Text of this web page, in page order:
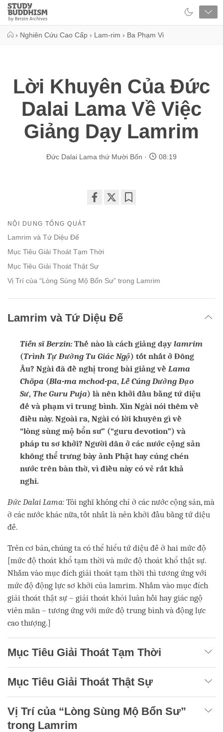
Close
Study
Buddhism
› Nghiên Cứu Cao Cấp › Lam-rim › Ba Phạm Vi
Lời Khuyên Của Đức
Dalai Lama Về Việc
Giảng Dạy Lamrim
Đức Dalai Lama thứ Mười Bốn 08:19
NỘI DUNG TỔNG QUÁT
Lamrim và Tứ Diệu Đế
Mục Tiêu Giải Thoát Tạm Thời
Mục Tiêu Giải Thoát Thật Sự
Vị Trí của “Lòng Sùng Mộ Bổn Sư” trong Lamrim
Lamrim và Tứ Diệu Đế
Tiến sĩ Berzin: Thế nào là cách giảng dạy lamrim
(Trình Tự Đường Tu Giác Ngộ) tốt nhất ở Đông
Âu? Ngài đã đề nghị trong bài giảng về Lama
Chöpa (Bla-ma mchod-pa, Lễ Cúng Dường Đạo
Sư, The Guru Puja) là nên khởi đầu bằng tứ diệu
đế và phạm vi trung bình. Xin Ngài nói thêm về
điều này. Ngoài ra, Ngài có lời khuyên gì về
“lòng sùng mộ bổn sư” (“guru devotion”) và
pháp tu sơ khởi? Người dân ở các nước cộng sản
không thể trưng bày ảnh Phật hay cúng chén
nước trên bàn thờ, vì điều này có vẻ rất khả
nghi.
Đức Dalai Lama: Tôi nghĩ không chỉ ở các nước cộng sản, mà
ở các nước khác nữa, tốt nhất là nên khởi đầu bằng tứ diệu
đế.
Trên cơ bản, chúng ta có thể hiểu tứ diệu đế ở hai mức độ
[mức độ thoát khổ tạm thời và mức độ thoát khổ thật sự.
Nhắm vào mục đích giải thoát tạm thời thì tương ứng với
mức độ động lực sơ khởi của lamrim. Nhắm vào mục đích
giải thoát thật sự – giải thoát khỏi luân hồi hay giác ngộ
viên mãn – tương ứng với mức độ trung bình và động lực
cao thượng.]
Mục Tiêu Giải Thoát Tạm Thời
Mục Tiêu Giải Thoát Thật Sự
Vị Trí của “Lòng Sùng Mộ Bổn Sư”
trong Lamrim